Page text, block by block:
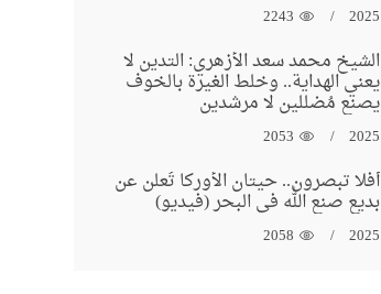
2243
الشيخ محمد سعد الأزهري: التدين لا
يعني الهداية.. وخلط الغيرة بالخوف
يصنع مُضللين لا مرشدين
2053
أفلا تبصرون.. حيتان الأوركا تُعلن عن
بديع صنع الله في البحر (فيديو)
2058